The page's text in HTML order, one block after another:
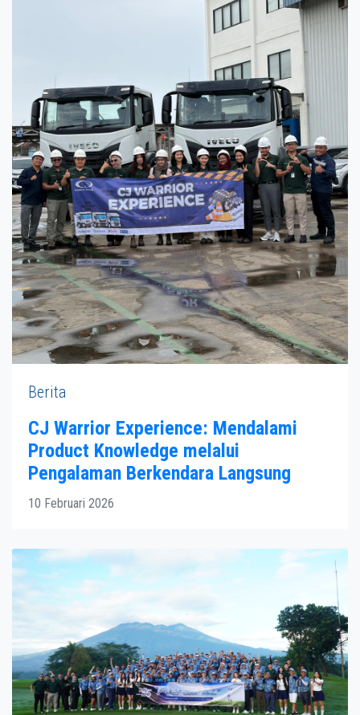
Berita
CJ Warrior Experience: Mendalami
Product Knowledge melalui
Pengalaman Berkendara Langsung
10 Februari 2026